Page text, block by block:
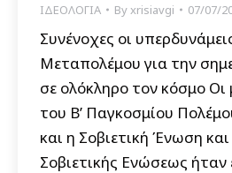
ΙΔΕΟΛΟΓΙΑ Byxrisiavgi 07/07/
Συνένοχες οι
Μεταπολέμου για την
σε ολόκληρο τον κόσμο Οι
του Β’ Παγκοσμίου
και η Σοβιετική Ένωση
Σοβιετικής Ενώσεως ήταν